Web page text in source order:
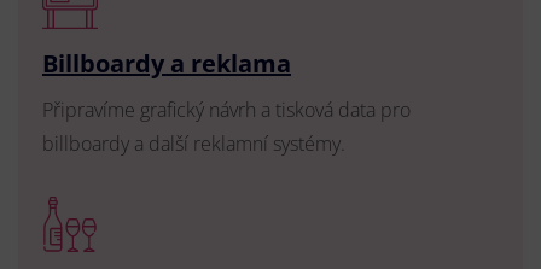
Billboardy a reklama
Připravíme grafický návrh a tisková data pro
billboardy a další reklamní systémy.